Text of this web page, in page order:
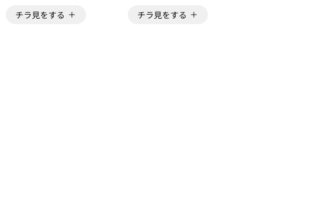
チラ見をする
チラ見をする